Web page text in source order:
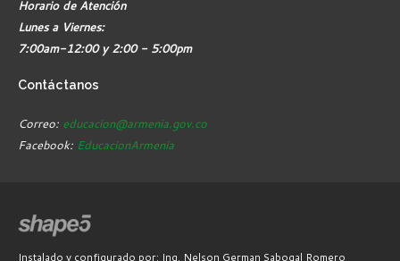
Horario de Atención
Lunes a Viernes:
7:00am-12:00 y 2:00 - 5:00pm
Contáctanos
Correo: educacion@armenia.gov.co
Facebook: EducacionArmenia
Instalado y configurado por: Ing. Nelson German Sabogal Romero